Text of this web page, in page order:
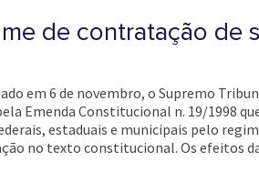
de contratação de
em 6 de novembro, o Supremo
Emenda Constitucional n. 19/1998
estaduais e municipais pelo
no texto constitucional. Os efeitos